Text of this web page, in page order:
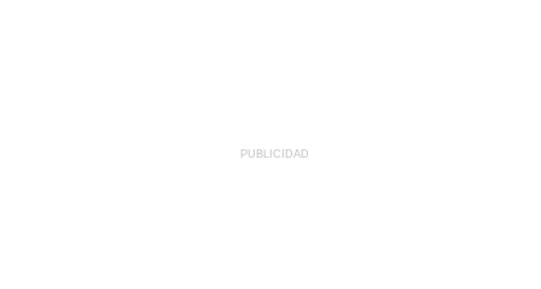
PUBLICIDAD